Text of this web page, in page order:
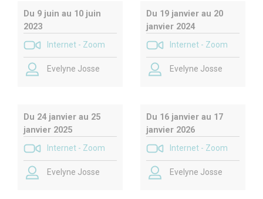
retraitement et pour ramener les patients dans
une régulation émotionnelle compatible avec la
poursuite du traitement. Elle aidera les
thérapeutes à hiérarchiser chronologiquement
ces scénarios réparateurs en fonction de
Pierre Janet est un pionnier de la thérapie des
patients souffrant de syndrome
psychotraumatique, en particulier de ceux
présentant des troubles dissociatifs. Convaincu
que les symptômes sont générés par des
Du 9 juin au 10 juin
2023
Internet - Zoom
Evelyne Josse
Du 19 janvier au 20
janvier 2024
Internet - Zoom
Evelyne Josse
Du 24 janvier au 25
janvier 2025
Internet - Zoom
Evelyne Josse
Du 16 janvier au 17
janvier 2026
Internet - Zoom
Evelyne Josse